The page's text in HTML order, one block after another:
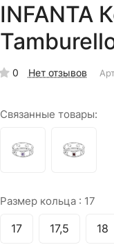
INFANTA
0 Нет отзывов
Связанные товары:
Размер кольца : 17
17 17,5 18